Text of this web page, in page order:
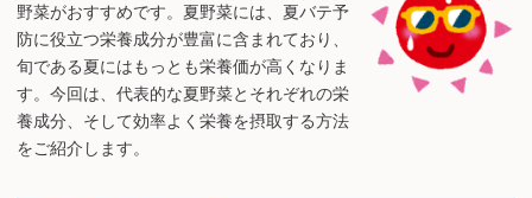
野菜がおすすめです。夏野菜には、夏バテ予
防に役立つ栄養成分が豊富に含まれており、
旬である夏にはもっとも栄養価が高くなりま
す。今回は、代表的な夏野菜とそれぞれの栄
養成分、そして効率よく栄養を摂取する方法
をご紹介します。